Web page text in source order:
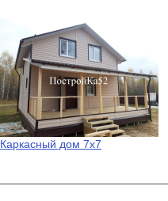
Каркасный дом 7х7